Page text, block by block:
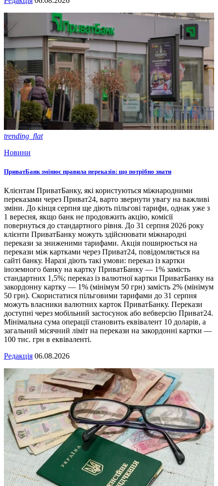
trending_flat
Новини
ПриватБанк змінює правила переказів: що потрібно знати
Клієнтам ПриватБанку, які користуються міжнародними
переказами через Приват24, варто звернути увагу на важливі
зміни. До кінця серпня ще діють пільгові тарифи, однак уже з
1 вересня, якщо банк не продовжить акцію, комісії
повернуться до стандартного рівня. До 31 серпня 2026 року
клієнти ПриватБанку можуть здійснювати міжнародні
перекази за зниженими тарифами. Акція поширюється на
перекази між картками через Приват24, повідомляється на
сайті банку. Наразі діють такі умови: переказ із картки
іноземного банку на картку ПриватБанку — 1% замість
стандартних 1,5%; переказ із валютної картки ПриватБанку на
закордонну картку — 1% (мінімум 50 грн) замість 2% (мінімум
50 грн). Скористатися пільговими тарифами до 31 серпня
можуть власники валютних карток ПриватБанку. Перекази
доступні через мобільний застосунок або вебверсію Приват24.
Мінімальна сума операції становить еквівалент 10 доларів, а
загальний місячний ліміт на перекази на закордонні картки —
100 тис. грн в еквіваленті.
Редакція 06.08.2026